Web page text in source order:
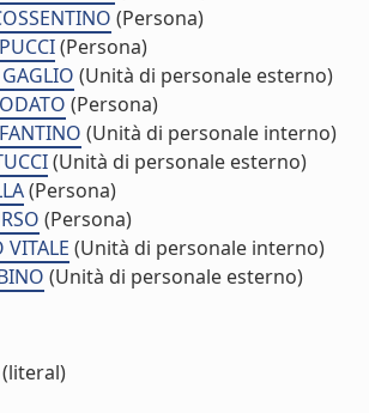
(Persona)
(Persona)
(Unità di personale esterno)
(Persona)
(Unità di personale interno)
(Unità di personale esterno)
(Persona)
(Persona)
VITALE (Unità di personale interno)
(Unità di personale esterno)
(literal)